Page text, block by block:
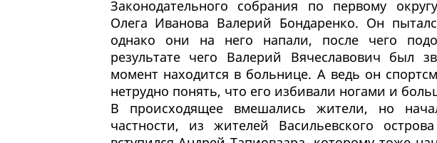
Законодательного собрания по первому
Олега Иванова Валерий Бондаренко. Он
однако они на него напали, после чего
результате чего Валерий Вячеславович был
момент находится в больнице. А ведь он
нетрудно понять, что его избивали ногами и
В происходящее вмешались жители, но
частности, из жителей Васильевского